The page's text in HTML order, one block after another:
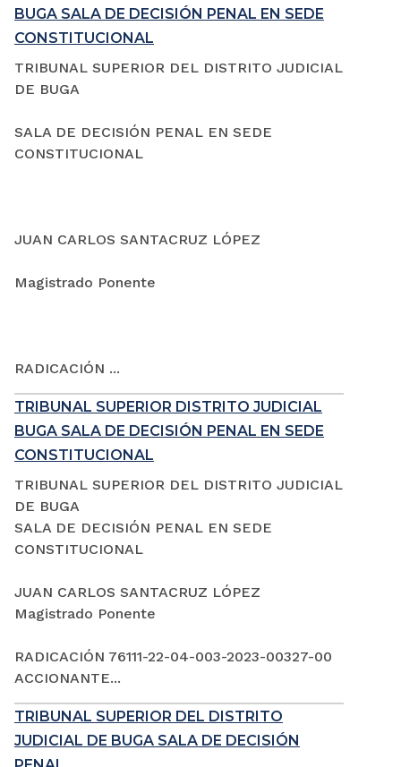
BUGA SALA DE DECISIÓN PENAL EN SEDE
CONSTITUCIONAL
TRIBUNAL SUPERIOR DEL DISTRITO JUDICIAL
DE BUGA
SALA DE DECISIÓN PENAL EN SEDE
CONSTITUCIONAL
JUAN CARLOS SANTACRUZ LÓPEZ
Magistrado Ponente
RADICACIÓN ...
TRIBUNAL SUPERIOR DISTRITO JUDICIAL
BUGA SALA DE DECISIÓN PENAL EN SEDE
CONSTITUCIONAL
TRIBUNAL SUPERIOR DEL DISTRITO JUDICIAL
DE BUGA
SALA DE DECISIÓN PENAL EN SEDE
CONSTITUCIONAL
JUAN CARLOS SANTACRUZ LÓPEZ
Magistrado Ponente
RADICACIÓN 76111-22-04-003-2023-00327-00
ACCIONANTE...
TRIBUNAL SUPERIOR DEL DISTRITO
JUDICIAL DE BUGA SALA DE DECISIÓN